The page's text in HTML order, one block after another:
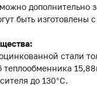
дополнительно
быть изготовлены
стали
до 130°C.